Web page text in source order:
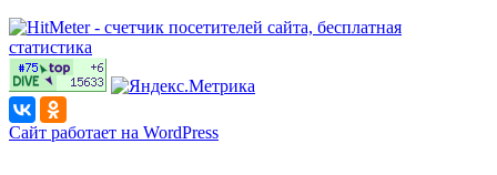
Сайт работает на WordPress